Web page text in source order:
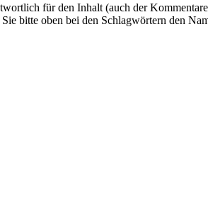
für den Inhalt (auch der
bitte oben bei den Schlagwörtern den